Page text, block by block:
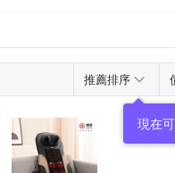
推薦排序
現在